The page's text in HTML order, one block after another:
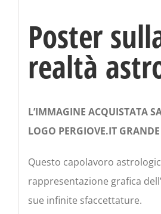
Poster
realtà
L’IMMAGINE ACQUISTATA
LOGO PERGIOVE.IT
Questo capolavoro
rappresentazione grafica
sue infinite sfaccettature.